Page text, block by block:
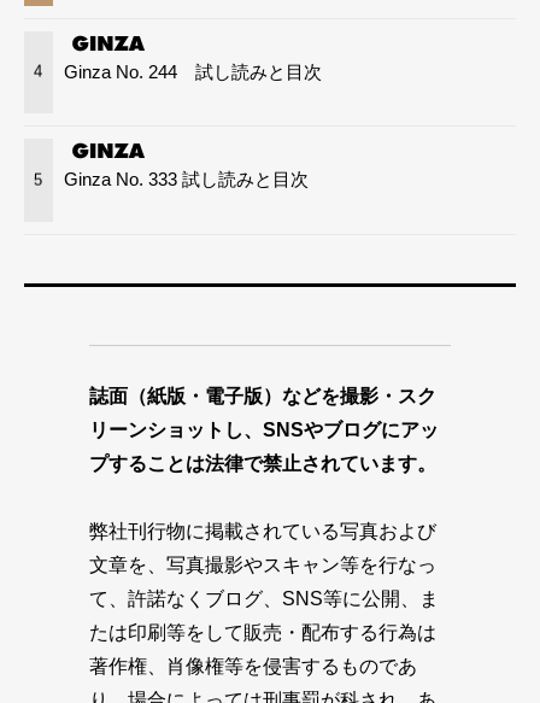
4 Ginza No. 244 試し読みと目次
5 Ginza No. 333 試し読みと目次
誌面（紙版・電子版）などを撮影・スク
リーンショットし、SNSやブログにアッ
プすることは法律で禁止されています。
弊社刊行物に掲載されている写真および
文章を、写真撮影やスキャン等を行なっ
て、許諾なくブログ、SNS等に公開、ま
たは印刷等をして販売・配布する行為は
著作権、肖像権等を侵害するものであ